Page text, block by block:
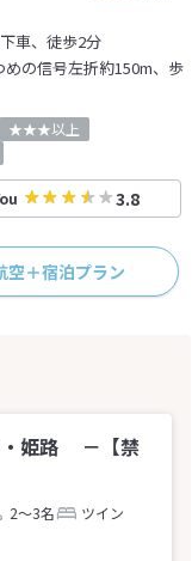
車、徒歩2分
の信号左折約150m、歩
★★★以上
3.8
空＋宿泊プラン
・姫路 －【禁
2～3名
ツイン